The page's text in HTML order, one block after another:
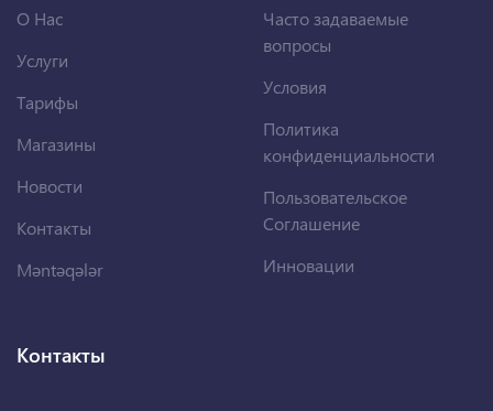
О Нас
Услуги
Тарифы
Магазины
Новости
Контакты
Məntəqələr
Часто задаваемые
вопросы
Условия
Политика
конфиденциальности
Пользовательское
Соглашение
Инновации
Контакты